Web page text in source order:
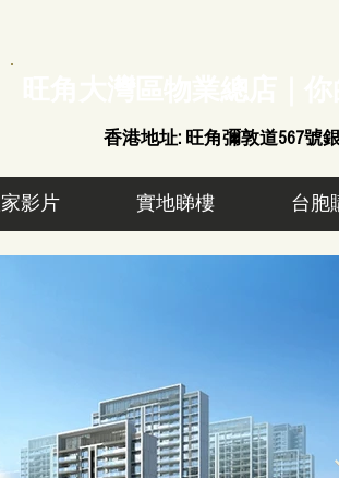
香港地址: 旺角彌敦道567號
影片 實地睇樓 台胞